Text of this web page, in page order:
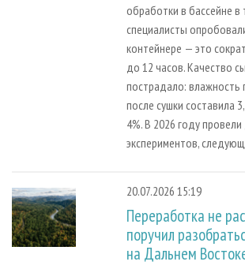
обработки в бассейне в
специалисты
контейнере — это
до 12 часов. Качество
пострадало: влажность
после сушки составила
4%. В 2026 году
экспериментов,
20.07.2026 15:19
Переработка не
поручил
на Дальнем